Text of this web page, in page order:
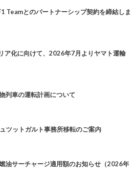
Teamとのパートナーシップ契約を締結しま
ア化に向けて、2026年7月よりヤマト運輸
列車の運転計画について
ツットガルト事務所移転のご案内
油サーチャージ適用額のお知らせ（2026年